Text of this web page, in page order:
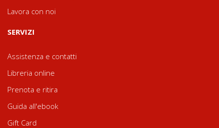
Lavora con noi
SERVIZI
Assistenza e contatti
Libreria online
Prenota e ritira
Guida all'ebook
Gift Card